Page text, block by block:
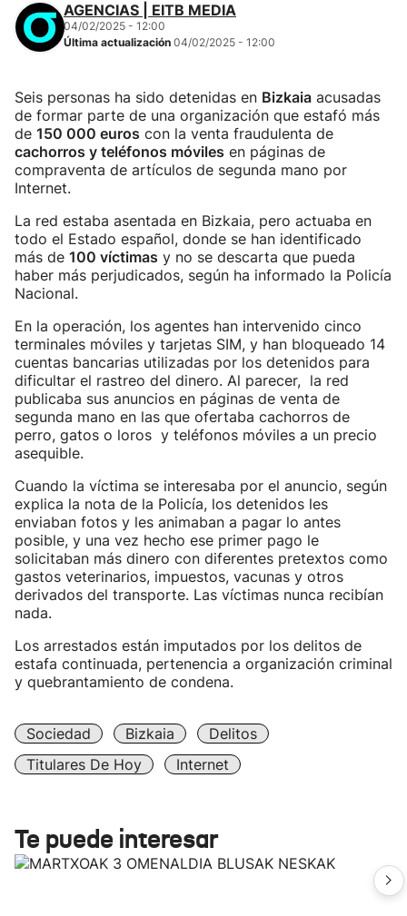
AGENCIAS | EITB MEDIA
04/02/2025 - 12:00
Última actualización 04/02/2025 - 12:00
Seis personas ha sido detenidas en Bizkaia acusadas
de formar parte de una organización que estafó más
de 150 000 euros con la venta fraudulenta de
cachorros y teléfonos móviles en páginas de
compraventa de artículos de segunda mano por
Internet.
La red estaba asentada en Bizkaia, pero actuaba en
todo el Estado español, donde se han identificado
más de 100 víctimas y no se descarta que pueda
haber más perjudicados, según ha informado la Policía
Nacional.
En la operación, los agentes han intervenido cinco
terminales móviles y tarjetas SIM, y han bloqueado 14
cuentas bancarias utilizadas por los detenidos para
dificultar el rastreo del dinero. Al parecer, la red
publicaba sus anuncios en páginas de venta de
segunda mano en las que ofertaba cachorros de
perro, gatos o loros y teléfonos móviles a un precio
asequible.
Cuando la víctima se interesaba por el anuncio, según
explica la nota de la Policía, los detenidos les
enviaban fotos y les animaban a pagar lo antes
posible, y una vez hecho ese primer pago le
solicitaban más dinero con diferentes pretextos como
gastos veterinarios, impuestos, vacunas y otros
derivados del transporte. Las víctimas nunca recibían
nada.
Los arrestados están imputados por los delitos de
estafa continuada, pertenencia a organización criminal
y quebrantamiento de condena.
Sociedad Bizkaia
Delitos
Titulares De Hoy
Internet
Te puede interesar